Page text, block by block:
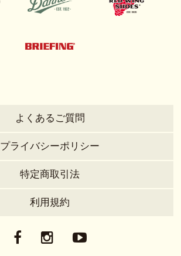
よくあるご質問
プライバシーポリシー
特定商取引法
利用規約